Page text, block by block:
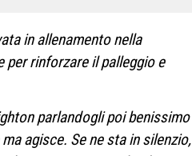
in allenamento nella
per rinforzare il palleggio e
parlandogli poi benissimo
agisce. Se ne sta in silenzio,